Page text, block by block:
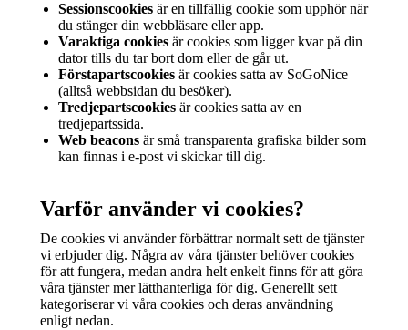
Sessionscookies är en tillfällig cookie som upphör när
du stänger din webbläsare eller app.
Varaktiga cookies är cookies som ligger kvar på din
dator tills du tar bort dom eller de går ut.
Förstapartscookies är cookies satta av SoGoNice
(alltså webbsidan du besöker).
Tredjepartscookies är cookies satta av en
tredjepartssida.
Web beacons är små transparenta grafiska bilder som
kan finnas i e-post vi skickar till dig.
Varför använder vi cookies?
De cookies vi använder förbättrar normalt sett de tjänster
vi erbjuder dig. Några av våra tjänster behöver cookies
för att fungera, medan andra helt enkelt finns för att göra
våra tjänster mer lätthanterliga för dig. Generellt sett
kategoriserar vi våra cookies och deras användning
enligt nedan.